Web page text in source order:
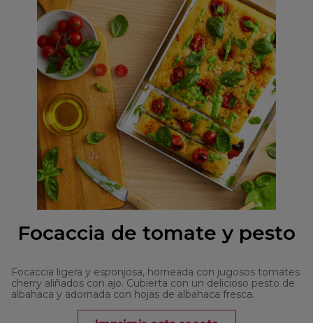
Focaccia de tomate y pesto
Focaccia ligera y esponjosa, horneada con jugosos tomates
cherry aliñados con ajo. Cubierta con un delicioso pesto de
albahaca y adornada con hojas de albahaca fresca.